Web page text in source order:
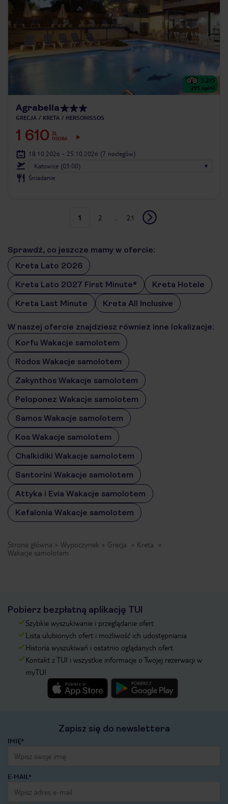
3.2/5
295 opinii
Agrabella
GRECJA KRETA HERSONISSOS
1 610 ZŁ
OSOBA
18.10.2026 - 25.10.2026 (7 noclegów)
Katowice (03:00)
Śniadanie
1 2 21
Sprawdź, co jeszcze mamy w ofercie:
Kreta Lato 2026
Kreta Lato 2027 First Minute®
Kreta Hotele
Kreta Last Minute
Kreta All Inclusive
W naszej ofercie znajdziesz również inne lokalizacje:
Korfu Wakacje samolotem
Rodos Wakacje samolotem
Zakynthos Wakacje samolotem
Peloponez Wakacje samolotem
Samos Wakacje samolotem
Kos Wakacje samolotem
Chalkidiki Wakacje samolotem
Santorini Wakacje samolotem
Attyka i Evia Wakacje samolotem
Kefalonia Wakacje samolotem
Strona główna Wypoczynek Grecja
Kreta
Wakacje samolotem
Pobierz bezpłatną aplikację TUI
Szybkie wyszukiwanie i przeglądanie ofert
Lista ulubionych ofert i możliwość ich udostępniania
Historia wyszukiwań i ostatnio oglądanych ofert
Kontakt z TUI i wszystkie informacje o Twojej rezerwacji w
myTUI
Zapisz się do newslettera
IMIĘ*
E-MAIL*